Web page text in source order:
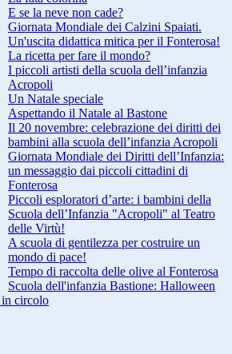
E se la neve non cade?
Giornata Mondiale dei Calzini Spaiati.
Un'uscita didattica mitica per il Fonterosa!
La ricetta per fare il mondo?
I piccoli artisti della scuola dell’infanzia
Acropoli
Un Natale speciale
Aspettando il Natale al Bastone
Il 20 novembre: celebrazione dei diritti dei
bambini alla scuola dell’infanzia Acropoli
Giornata Mondiale dei Diritti dell’Infanzia:
un messaggio dai piccoli cittadini di
Fonterosa
Piccoli esploratori d’arte: i bambini della
Scuola dell’Infanzia "Acropoli" al Teatro
delle Virtù!
A scuola di gentilezza per costruire un
mondo di pace!
Tempo di raccolta delle olive al Fonterosa
Scuola dell'infanzia Bastione: Halloween
circolo